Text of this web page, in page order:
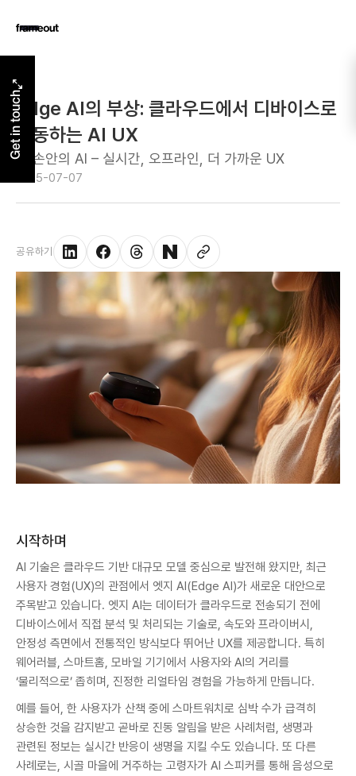
Get in touchEdge AI의 부상: 클라우드에서 디바이스로
이동하는 AI UX
내 손안의 AI – 실시간, 오프라인, 더 가까운 UX
2025-07-07
공유하기
시작하며
AI 기술은 클라우드 기반 대규모 모델 중심으로 발전해 왔지만, 최근
사용자 경험(UX)의 관점에서 엣지 AI(Edge AI)가 새로운 대안으로
주목받고 있습니다. 엣지 AI는 데이터가 클라우드로 전송되기 전에
디바이스에서 직접 분석 및 처리되는 기술로, 속도와 프라이버시,
안정성 측면에서 전통적인 방식보다 뛰어난 UX를 제공합니다. 특히
웨어러블, 스마트홈, 모바일 기기에서 사용자와 AI의 거리를
‘물리적으로’ 좁히며, 진정한 리얼타임 경험을 가능하게 만듭니다.
예를 들어, 한 사용자가 산책 중에 스마트워치로 심박 수가 급격히
상승한 것을 감지받고 곧바로 진동 알림을 받은 사례처럼, 생명과
관련된 정보는 실시간 반응이 생명을 지킬 수도 있습니다. 또 다른
사례로는, 시골 마을에 거주하는 고령자가 AI 스피커를 통해 음성으로